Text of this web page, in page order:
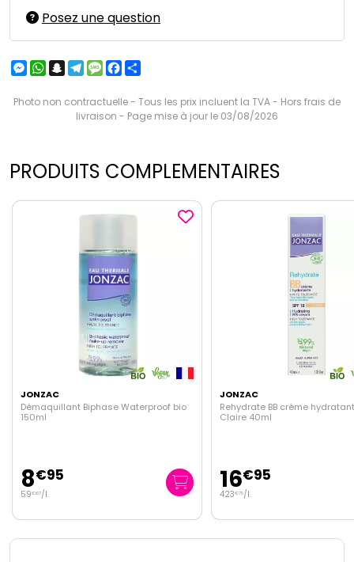
Posez une question
Messenger
WhatsApp
Snapchat
Telegram
MessageFacebook
Photo non contractuelle - Tous les prix incluent la TVA - Hors frais de
livraison - Page mise à jour le 03/08/2026
PRODUITS COMPLEMENTAIRES
JONZAC
Rehydrate BB crème hydratante SPF10
Claire 40ml
16€
423
JONZAC
Gelée gommante Douceur
11€45
152